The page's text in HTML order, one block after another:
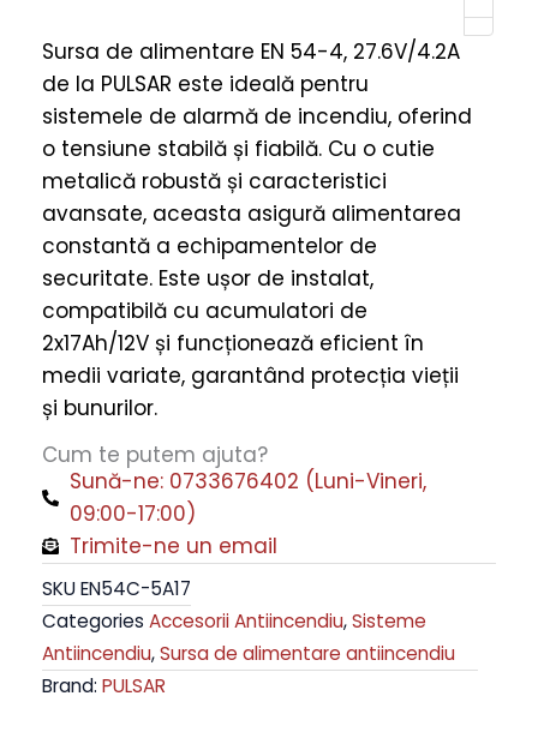
27.6V/4.2A
PULSAR
IP30
Cutie
Metalica
quantity
Sursa de alimentare EN 54-4, 27.6V/4.2A
de la PULSAR este ideală pentru
sistemele de alarmă de incendiu, oferind
o tensiune stabilă și fiabilă. Cu o cutie
metalică robustă și caracteristici
avansate, aceasta asigură alimentarea
constantă a echipamentelor de
securitate. Este ușor de instalat,
compatibilă cu acumulatori de
2x17Ah/12V și funcționează eficient în
medii variate, garantând protecția vieții
și bunurilor.
Cum te putem ajuta?
Sună-ne: 0733676402 (Luni-Vineri,
09:00-17:00)
Trimite-ne un email
SKUEN54C-5A17
Categories Accesorii Antiincendiu,Sisteme
Antiincendiu,Sursa de alimentare antiincendiu
Brand: PULSAR